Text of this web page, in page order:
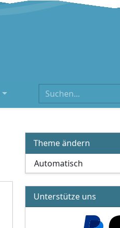
Suchen
Theme ändern
Unterstütze uns